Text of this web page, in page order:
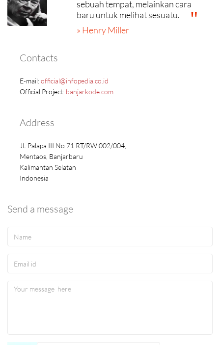
sebuah tempat, melainkan cara
baru untuk melihat sesuatu.
» Henry Miller
Contacts
E-mail:official@infopedia.co.id
Official Project: banjarkode.com
Address
JL Palapa III No 71 RT/RW 002/004,
Mentaos, Banjarbaru
Kalimantan Selatan
Indonesia
Send a message